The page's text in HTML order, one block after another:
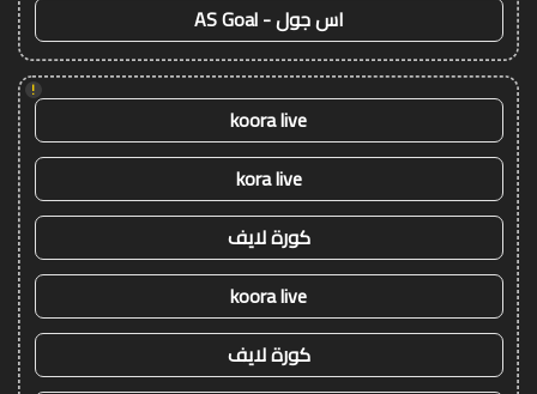
اس جول - AS Goal
!
koora live
kora live
كورة لايف
koora live
كورة لايف